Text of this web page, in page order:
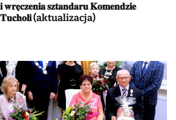
𝐰𝐫𝐞̨𝐜𝐳𝐞𝐧𝐢𝐚 𝐬𝐳𝐭𝐚𝐧𝐝𝐚𝐫𝐮 𝐊𝐨𝐦𝐞𝐧𝐝𝐳𝐢𝐞
𝐓𝐮𝐜𝐡𝐨𝐥𝐢 (aktualizacja)